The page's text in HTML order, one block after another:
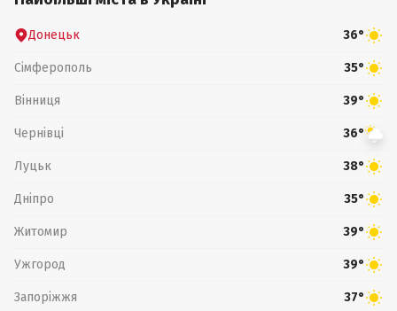
Донецьк 36°
Сімферополь 35°
Вінниця 39°
Чернівці 36°
Луцьк 38°
Дніпро 35°
Житомир 39°
Ужгород 39°
Запоріжжя 37°